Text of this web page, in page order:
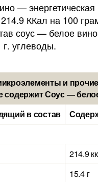
— энергетическая
ККал на 100
соус — белое
углеводы.
и
содержит Соус —
в состав
214.9
15.4 г